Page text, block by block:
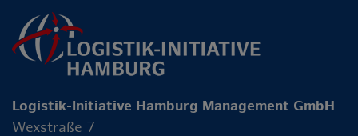
Logistik-Initiative Hamburg Management GmbH
Wexstraße 7